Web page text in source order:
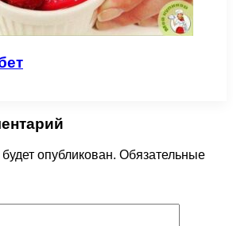
опубликован. Обязательные